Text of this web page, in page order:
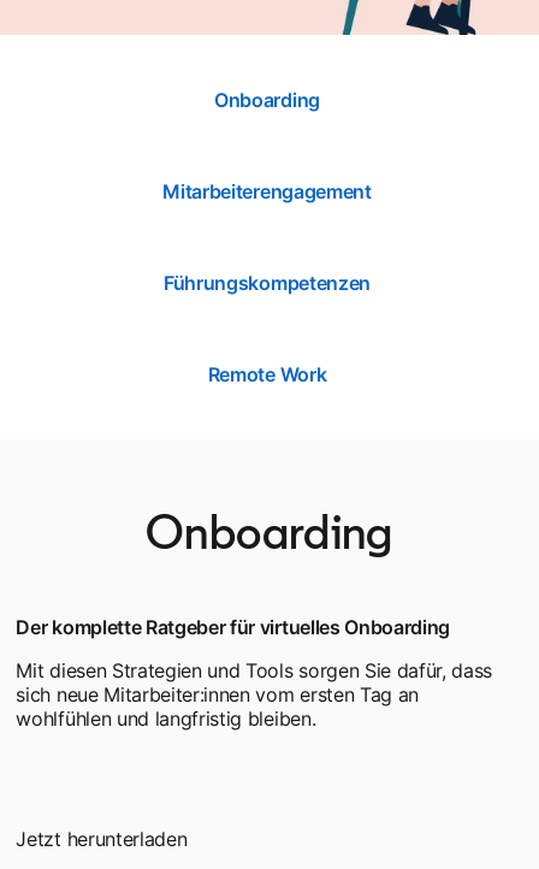
Onboarding
Mitarbeiterengagement
Führungskompetenzen
Remote Work
Onboarding
Der komplette Ratgeber für virtuelles Onboarding
Mit diesen Strategien und Tools sorgen Sie dafür, dass
sich neue Mitarbeiter:innen vom ersten Tag an
wohlfühlen und langfristig bleiben.
Jetzt herunterladen